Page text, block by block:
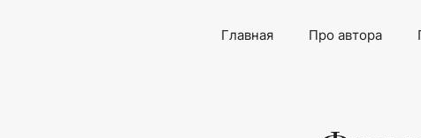
Главная Про автора